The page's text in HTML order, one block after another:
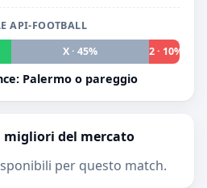
API-FOOTBALL
X · 45% 2 · 10%
Palermo o pareggio
migliori del mercato
per questo match.